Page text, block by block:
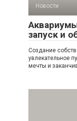
Новости
запуск и
Создание
увлекательное
мечты и